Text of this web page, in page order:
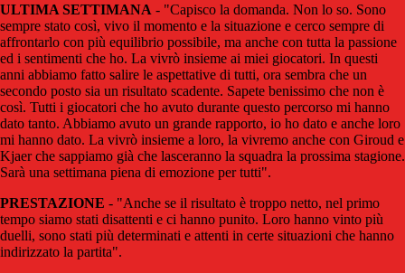
ULTIMA SETTIMANA - "Capisco la domanda. Non lo so. Sono
sempre stato così, vivo il momento e la situazione e cerco sempre di
affrontarlo con più equilibrio possibile, ma anche con tutta la passione
ed i sentimenti che ho. La vivrò insieme ai miei giocatori. In questi
anni abbiamo fatto salire le aspettative di tutti, ora sembra che un
secondo posto sia un risultato scadente. Sapete benissimo che non è
così. Tutti i giocatori che ho avuto durante questo percorso mi hanno
dato tanto. Abbiamo avuto un grande rapporto, io ho dato e anche loro
mi hanno dato. La vivrò insieme a loro, la vivremo anche con Giroud e
Kjaer che sappiamo già che lasceranno la squadra la prossima stagione.
Sarà una settimana piena di emozione per tutti".
PRESTAZIONE - "Anche se il risultato è troppo netto, nel primo
tempo siamo stati disattenti e ci hanno punito. Loro hanno vinto più
duelli, sono stati più determinati e attenti in certe situazioni che hanno
indirizzato la partita".